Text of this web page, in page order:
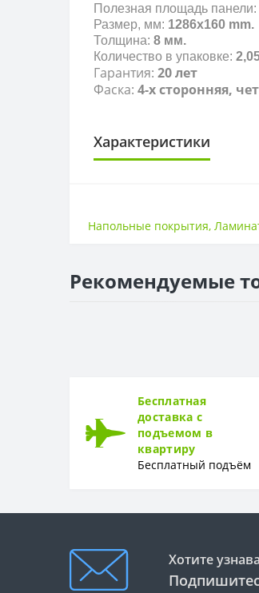
Полезная площадь панели:
Размер, мм: 1286х160 mm.
Толщина: 8 мм.
Количество в упаковке:
Гарантия: 20 лет
Фаска: 4-х сторонняя,
Характеристики
Напольные покрытия,
Рекомендуемые
Бесплатная
доставка с
подъемом в
квартиру
Бесплатный подъём
Хотите